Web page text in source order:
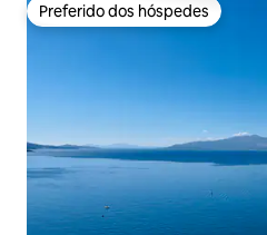
Preferido dos hóspedes
Preferido dos hóspedes